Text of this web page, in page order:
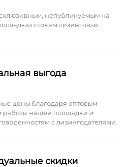
непубликуемым на
стокам лизинговых
выгода
цены благодаря оптовым
работы нашей площадки и
с лизингодателями.
скидки